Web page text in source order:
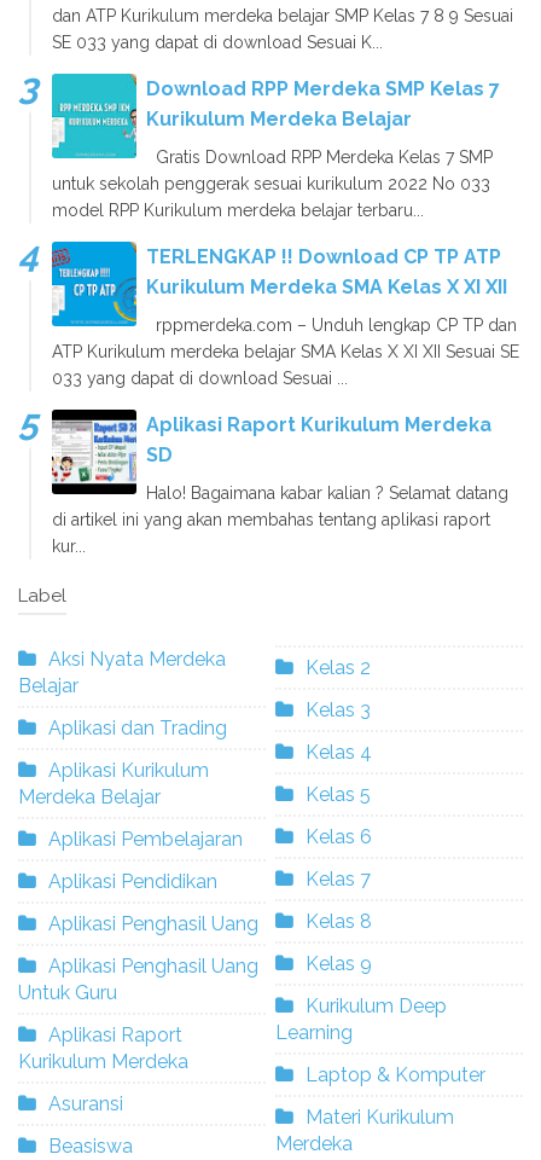
dan ATP Kurikulum merdeka belajar SMP Kelas 7 8 9 Sesuai
SE 033 yang dapat di download Sesuai K...
Download RPP Merdeka SMP Kelas 7
Kurikulum Merdeka Belajar
Gratis Download RPP Merdeka Kelas 7 SMP
untuk sekolah penggerak sesuai kurikulum 2022 No 033
model RPP Kurikulum merdeka belajar terbaru...
TERLENGKAP !! Download CP TP ATP
Kurikulum Merdeka SMA Kelas X XI XII
rppmerdeka.com – Unduh lengkap CP TP dan
ATP Kurikulum merdeka belajar SMA Kelas X XI XII Sesuai SE
033 yang dapat di download Sesuai ...
Aplikasi Raport Kurikulum Merdeka
SD
Halo! Bagaimana kabar kalian ? Selamat datang
di artikel ini yang akan membahas tentang aplikasi raport
kur...
Label
Aksi Nyata Merdeka
Belajar
Aplikasi dan Trading
Aplikasi Kurikulum
Merdeka Belajar
Aplikasi Pembelajaran
Aplikasi Pendidikan
Aplikasi Penghasil Uang
Aplikasi Penghasil Uang
Untuk Guru
Aplikasi Raport
Kurikulum Merdeka
Asuransi
Beasiswa
Kelas 2
Kelas 3
Kelas 4
Kelas 5
Kelas 6
Kelas 7
Kelas 8
Kelas 9
Kurikulum Deep
Learning
Laptop & Komputer
Materi Kurikulum
Merdeka